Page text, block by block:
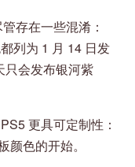
存在一些混淆：
列为 1 月 14 日发
只会发布银河紫
更具可定制性：
色的开始。